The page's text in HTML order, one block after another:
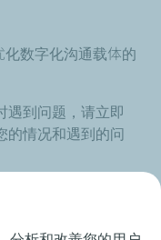
数字化沟通载体的
遇到问题，请立即
的情况和遇到的问